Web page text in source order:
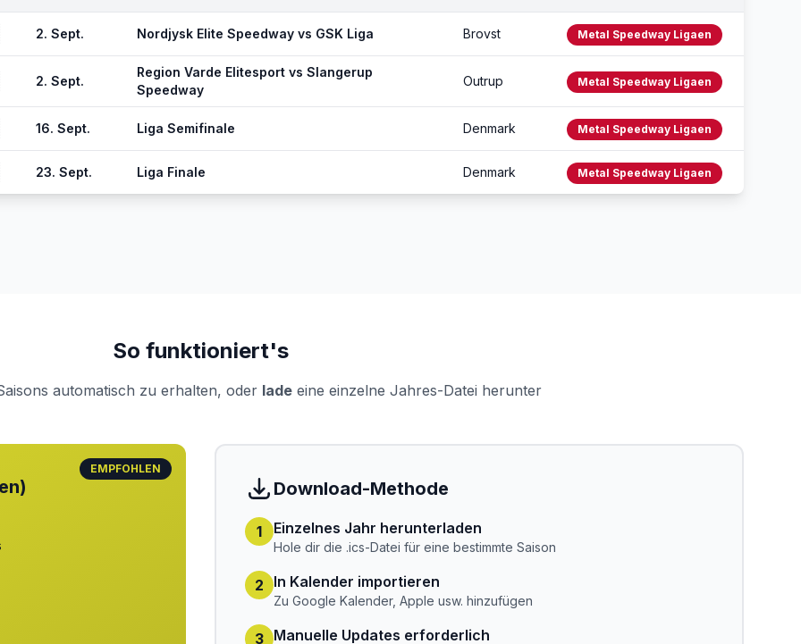
2. Sept. Nordjysk Elite Speedway vs GSK Liga Brovst Metal Speedway Ligaen
2. Sept.
Region Varde Elitesport vs Slangerup
Speedway
Outrup Metal Speedway Ligaen
16. Sept. Liga Semifinale Denmark Metal Speedway Ligaen
23. Sept. Liga Finale Denmark Metal Speedway Ligaen
So funktioniert's
automatisch zu erhalten, oder lade eine einzelne Jahres-Datei herunter
EMPFOHLEN
Download-Methode
1 Einzelnes Jahr herunterladen
Hole dir die .ics-Datei für eine bestimmte Saison
2 In Kalender importieren
Zu Google Kalender, Apple usw. hinzufügen
3 Manuelle Updates erforderlich